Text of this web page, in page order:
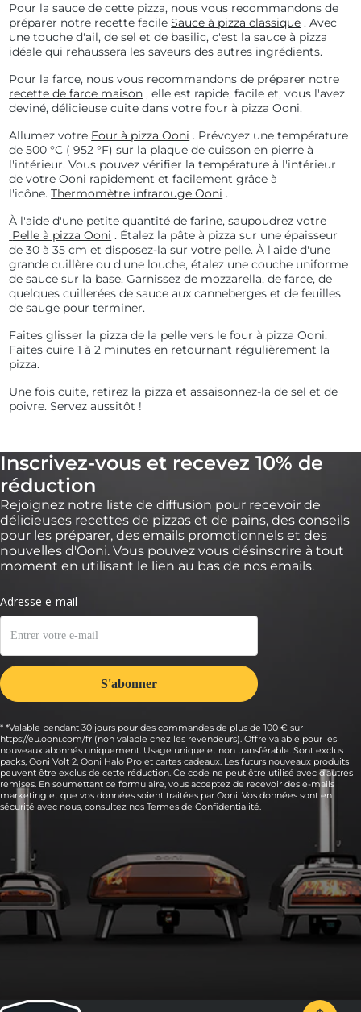
Pour la sauce de cette pizza, nous vous recommandons de
préparer notre recette facile Sauce à pizza classique . Avec
une touche d'ail, de sel et de basilic, c'est la sauce à pizza
idéale qui rehaussera les saveurs des autres ingrédients.
Pour la farce, nous vous recommandons de préparer notre
recette de farce maison , elle est rapide, facile et, vous l'avez
deviné, délicieuse cuite dans votre four à pizza Ooni.
Allumez votre Four à pizza Ooni . Prévoyez une température
de500 °C ( 952 °F) sur la plaque de cuisson en pierre à
l'intérieur. Vous pouvez vérifier la température à l'intérieur
de votre Ooni rapidement et facilement grâce à
l'icône. Thermomètre infrarouge Ooni .
À l'aide d'une petite quantité de farine, saupoudrez votre
Pelle à pizza Ooni . Étalez la pâte à pizza sur une épaisseur
de 30 à 35 cm et disposez-la sur votre pelle. À l'aide d'une
grande cuillère ou d'une louche, étalez une couche uniforme
de sauce sur la base. Garnissez de mozzarella, de farce, de
quelques cuillerées de sauce aux canneberges et de feuilles
de sauge pour terminer.
Faites glisser la pizza de la pelle vers le four à pizza Ooni.
Faites cuire 1 à 2 minutes en retournant régulièrement la
pizza.
Une fois cuite, retirez la pizza et assaisonnez-la de sel et de
poivre. Servez aussitôt !
Inscrivez-vous et recevez 10% de
réduction
Rejoignez notre liste de diffusion pour recevoir de
délicieuses recettes de pizzas et de pains, des conseils
pour les préparer, des emails promotionnels et des
nouvelles d'Ooni. Vous pouvez vous désinscrire à tout
moment en utilisant le lien au bas de nos emails.
* *Valable pendant 30 jours pour des commandes de plus de 100 € sur
https://eu.ooni.com/fr (non valable chez les revendeurs). Offre valable pour les
nouveaux abonnés uniquement. Usage unique et non transférable. Sont exclus
packs, Ooni Volt 2, Ooni Halo Pro et cartes cadeaux. Les futurs nouveaux produits
peuvent être exclus de cette réduction. Ce code ne peut être utilisé avec d'autres
remises. En soumettant ce formulaire, vous acceptez de recevoir des e-mails
marketing et que vos données soient traitées par Ooni. Vos données sont en
sécurité avec nous, consultez nos Termes de Confidentialité.